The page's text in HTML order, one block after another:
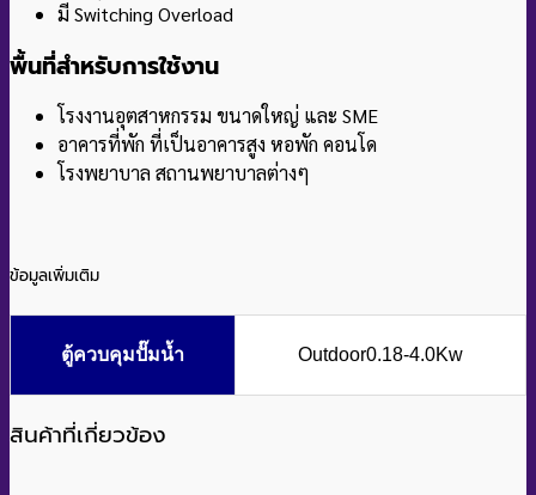
มี Switching Overload
พื้นที่สำหรับการใช้งาน
โรงงานอุตสาหกรรม ขนาดใหญ่ และ SME
อาคารที่พัก ที่เป็นอาคารสูง หอพัก คอนโด
โรงพยาบาล สถานพยาบาลต่างๆ
ข้อมูลเพิ่มเติม
ตู้ควบคุมปั๊มน้ำ Outdoor0.18-4.0Kw
สินค้าที่เกี่ยวข้อง